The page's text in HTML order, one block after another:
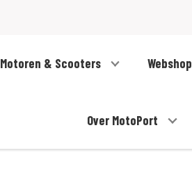
Motoren & Scooters Webshop
Over MotoPort